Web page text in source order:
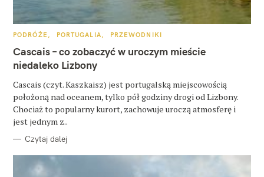
K
T
E
G
O
I
PODRÓŻE PORTUGALIA PRZEWODNIKI
Cascais – co zobaczyć w uroczym mieście
niedaleko Lizbony
Cascais (czyt. Kaszkaisz) jest portugalską miejscowością
położoną nad oceanem, tylko pół godziny drogi od Lizbony.
Chociaż to popularny kurort, zachowuje uroczą atmosferę i
jest jednym z..
Czytaj dalej
k
j